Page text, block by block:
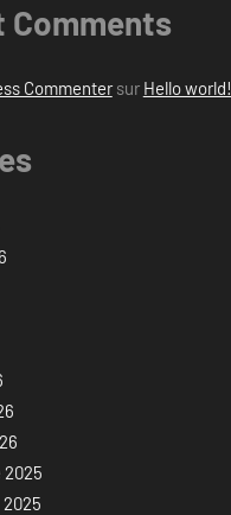
Comments
Commentersur Hello world!
2025